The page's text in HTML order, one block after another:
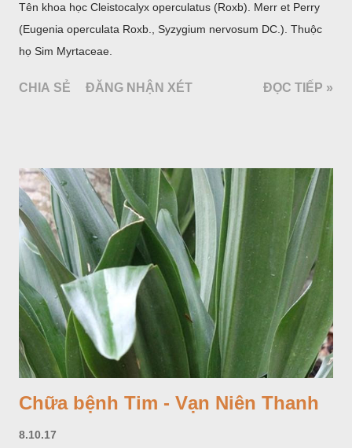
Tên khoa học Cleistocalyx operculatus (Roxb). Merr et Perry
(Eugenia operculata Roxb., Syzygium nervosum DC.). Thuộc
họ Sim Myrtaceae.
CHIA SẺ ĐĂNG NHẬN XÉT ĐỌC TIẾP »
Chữa bệnh Tim - Vạn Niên Thanh
8.10.17